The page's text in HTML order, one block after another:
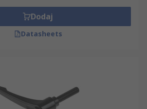
Dodaj
Datasheets